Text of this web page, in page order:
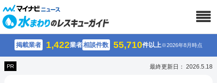
掲載業者 1,422業者相談件数 55,710件以上※2026年8月時点
PR 最終更新日： 2026.5.18